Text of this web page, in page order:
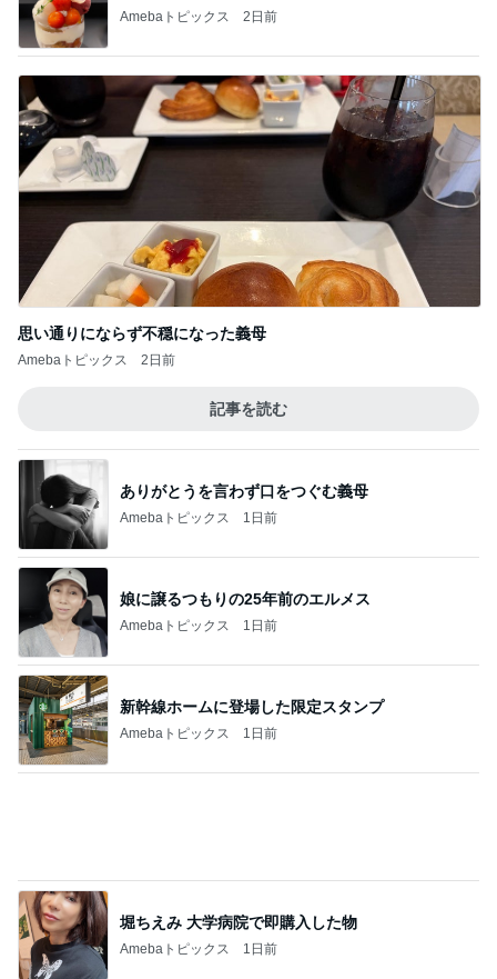
思い通りにならず不穏になった義母
Amebaトピックス
記事を読む
ありがとうを言わず口をつぐむ義母
Amebaトピックス
娘に譲るつもりの25年前のエルメス
Amebaトピックス 1日前
Amebaトピックス 1日前
堀ちえみ 大学病院で即購入した物
Amebaトピックス 1日前
体の相性まで良すぎる婚約者との事
Amebaトピックス